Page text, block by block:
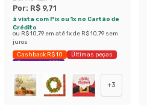
Por: R$ 9,71
à vista com Pix ou 1x no Cartão de
Crédito
ou R$ 10,79 em até1x de R$ 10,79 sem
juros
Cashback R$ 10
Últimas peças
Economize 25%
+3